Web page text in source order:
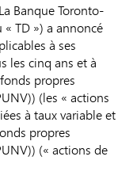
Banque Toronto-
TD ») a annoncé
à ses
les cinq ans et à
propres
(les « actions
à taux variable et
propres
(« actions de